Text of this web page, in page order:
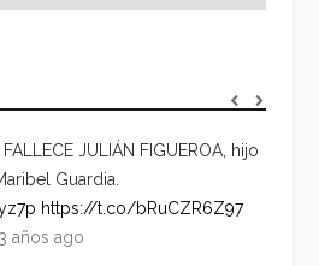
| FALLECE JULIÁN FIGUEROA, hijo
Guardia.
https://t.co/bRuCZR6Z97
3 años ago